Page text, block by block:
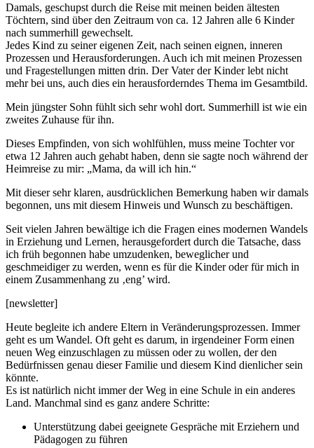
Damals, geschupst durch die Reise mit meinen beiden ältesten
Töchtern, sind über den Zeitraum von ca. 12 Jahren alle 6 Kinder
nach summerhill gewechselt.
Jedes Kind zu seiner eigenen Zeit, nach seinen eignen, inneren
Prozessen und Herausforderungen. Auch ich mit meinen Prozessen
und Fragestellungen mitten drin. Der Vater der Kinder lebt nicht
mehr bei uns, auch dies ein herausforderndes Thema im Gesamtbild.
Mein jüngster Sohn fühlt sich sehr wohl dort. Summerhill ist wie ein
zweites Zuhause für ihn.
Dieses Empfinden, von sich wohlfühlen, muss meine Tochter vor
etwa 12 Jahren auch gehabt haben, denn sie sagte noch während der
Heimreise zu mir: „Mama, da will ich hin.“
Mit dieser sehr klaren, ausdrücklichen Bemerkung haben wir damals
begonnen, uns mit diesem Hinweis und Wunsch zu beschäftigen.
Seit vielen Jahren bewältige ich die Fragen eines modernen Wandels
in Erziehung und Lernen, herausgefordert durch die Tatsache, dass
ich früh begonnen habe umzudenken, beweglicher und
geschmeidiger zu werden, wenn es für die Kinder oder für mich in
einem Zusammenhang zu ‚eng’ wird.
[newsletter]
Heute begleite ich andere Eltern in Veränderungsprozessen. Immer
geht es um Wandel. Oft geht es darum, in irgendeiner Form einen
neuen Weg einzuschlagen zu müssen oder zu wollen, der den
Bedürfnissen genau dieser Familie und diesem Kind dienlicher sein
könnte.
Es ist natürlich nicht immer der Weg in eine Schule in ein anderes
Land. Manchmal sind es ganz andere Schritte:
Unterstützung dabei geeignete Gespräche mit Erziehern und
Pädagogen zu führen